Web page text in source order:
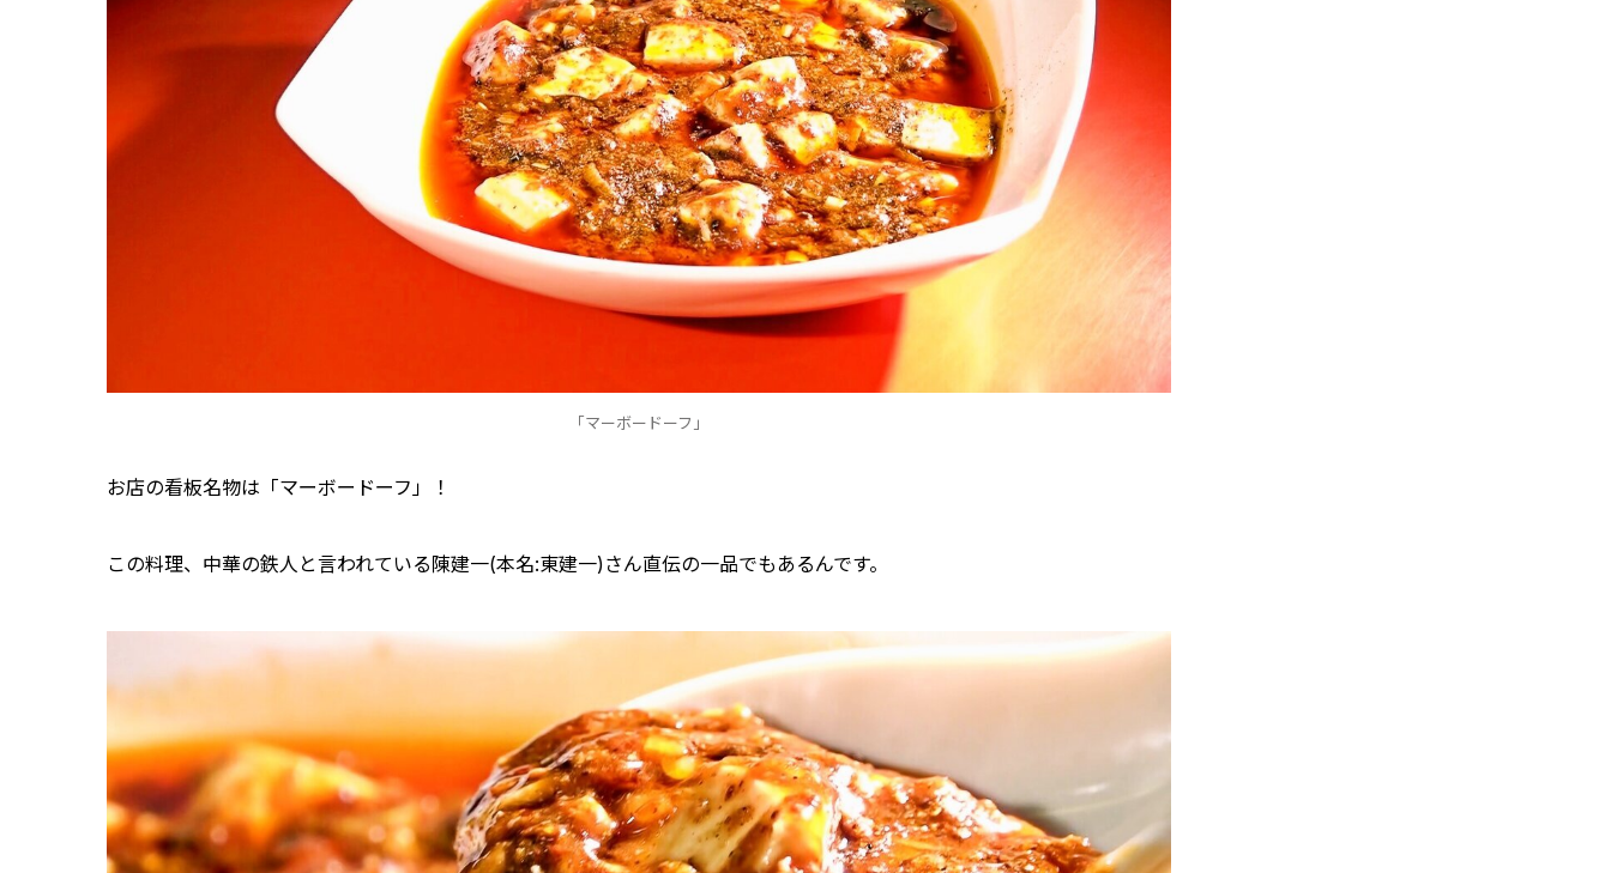
「マーボードーフ」
お店の看板名物は「マーボードーフ」！
この料理、中華の鉄人と言われている陳建一(本名:東建一)さん直伝の一品でもあるんです。